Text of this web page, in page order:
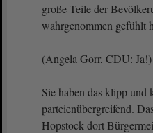
große Teile der
wahrgenommen gefühlt
(Angela Gorr, CDU: Ja!)
Sie haben das klipp und
parteienübergreifend.
Hopstock dort